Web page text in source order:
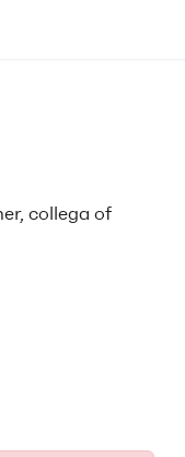
collega of